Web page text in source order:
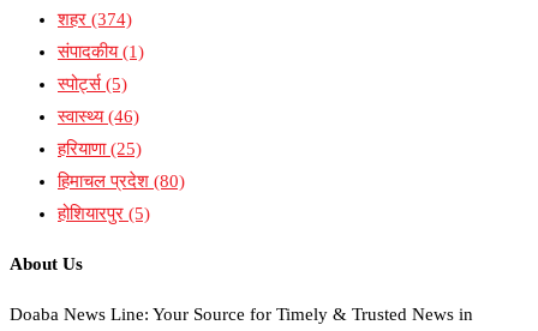
शहर (374)
संपादकीय(1)
स्पोर्ट्स(5)
स्वास्थ्य(46)
हरियाणा(25)
हिमाचल प्रदेश (80)
होशियारपुर (5)
About Us
Doaba News Line: Your Source for Timely & Trusted News in